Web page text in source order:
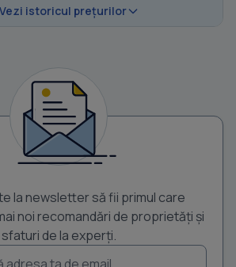
Vezi istoricul prețurilor
la newsletter să fii primul care
noi recomandări de proprietăți și
sfaturi de la experți.